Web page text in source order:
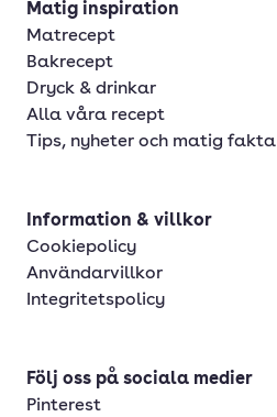
Matig inspiration
Matrecept
Bakrecept
Dryck & drinkar
Alla våra recept
Tips, nyheter och matig fakta
Information & villkor
Cookiepolicy
Användarvillkor
Integritetspolicy
Följ oss på sociala medier
Pinterest